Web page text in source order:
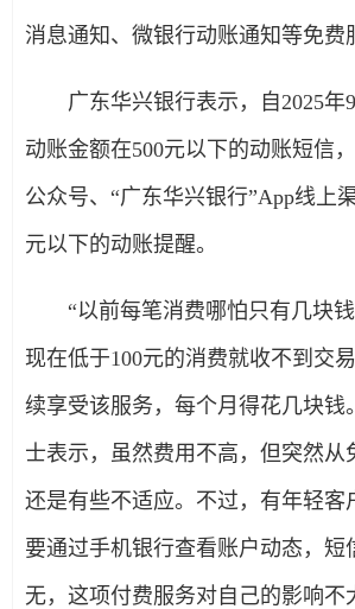
消息通知、微银行动账通知等免费
广东华兴银行表示，自2025年
动账金额在500元以下的动账短信
公众号、“广东华兴银行”App线上
元以下的动账提醒。
“以前每笔消费哪怕只有几块钱
现在低于100元的消费就收不到交
续享受该服务，每个月得花几块钱
士表示，虽然费用不高，但突然从
还是有些不适应。不过，有年轻客
要通过手机银行查看账户动态，短
无，这项付费服务对自己的影响不